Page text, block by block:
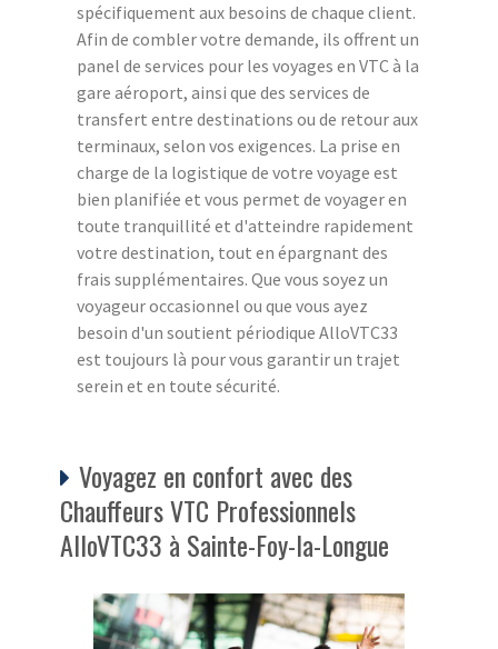
spécifiquement aux besoins de chaque client.
Afin de combler votre demande, ils offrent un
panel de services pour les voyages en VTC à la
gare aéroport, ainsi que des services de
transfert entre destinations ou de retour aux
terminaux, selon vos exigences. La prise en
charge de la logistique de votre voyage est
bien planifiée et vous permet de voyager en
toute tranquillité et d'atteindre rapidement
votre destination, tout en épargnant des
frais supplémentaires. Que vous soyez un
voyageur occasionnel ou que vous ayez
besoin d'un soutient périodique AlloVTC33
est toujours là pour vous garantir un trajet
serein et en toute sécurité.
Voyagez en confort avec des
Chauffeurs VTC Professionnels
AlloVTC33 à Sainte-Foy-la-Longue